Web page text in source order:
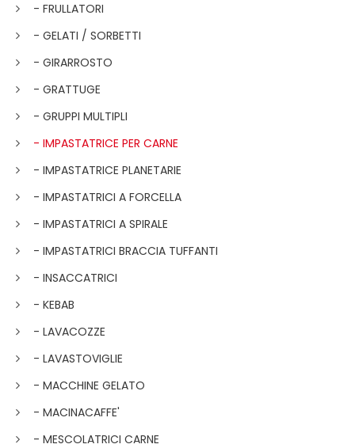
- FRULLATORI
- GELATI / SORBETTI
- GIRARROSTO
- GRATTUGE
- GRUPPI MULTIPLI
- IMPASTATRICE PER CARNE
- IMPASTATRICE PLANETARIE
- IMPASTATRICI A FORCELLA
- IMPASTATRICI A SPIRALE
- IMPASTATRICI BRACCIA TUFFANTI
- INSACCATRICI
- KEBAB
- LAVACOZZE
- LAVASTOVIGLIE
- MACCHINE GELATO
- MACINACAFFE'
- MESCOLATRICI CARNE